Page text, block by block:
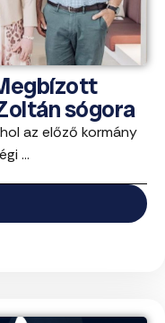
sógora
az előző kormány
...